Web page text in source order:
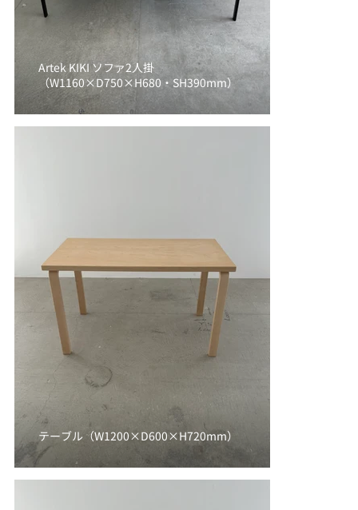
Artek KIKI ソファ2人掛
（W1160×D750×H680・SH390mm）
テーブル（W1200×D600×H720mm）